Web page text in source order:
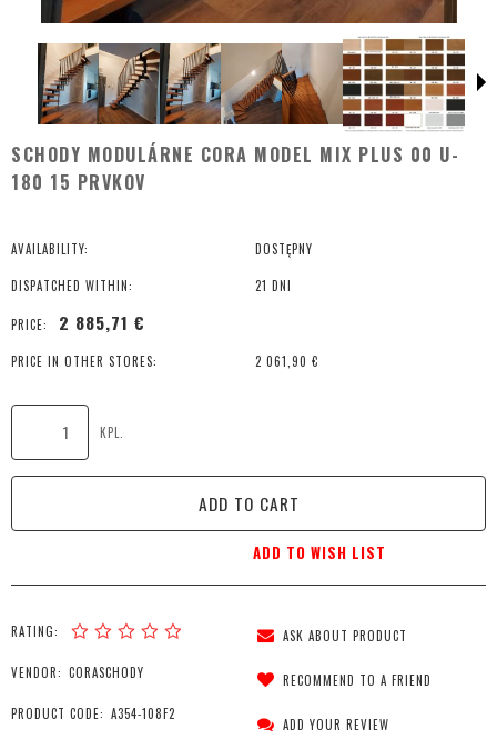
SCHODY MODULÁRNE CORA MODEL MIX PLUS 00 U-
180 15 PRVKOV
AVAILABILITY: DOSTĘPNY
DISPATCHED WITHIN: 21 DNI
PRICE: 2 885,71 €
PRICE IN OTHER STORES: 2 061,90 €
KPL.
ADD TO CART
ADD TO WISH LIST
RATING:
VENDOR: CORASCHODY
PRODUCT CODE: A354-108F2
ASK ABOUT PRODUCT
RECOMMEND TO A FRIEND
ADD YOUR REVIEW